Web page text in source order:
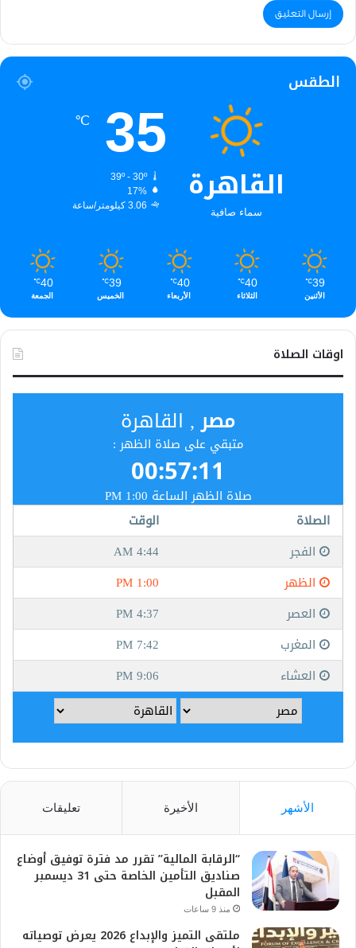
الطقس
القاهرة
سماء صافية
35
℃
39º - 30º
17%
3.06 كيلومتر/ساعة
39
℃
الأثنين
40
℃
الثلاثاء
40
℃
الأربعاء
39
℃
الخميس
40
℃
الجمعة
اوقات الصلاة
الأشهر الأخيرة تعليقات
“الرقابة المالية” تقرر مد فترة توفيق أوضاع
صناديق التأمين الخاصة حتى 31 ديسمبر
المقبل
منذ 9 ساعات
ملتقى التميز والإبداع 2026 يعرض توصياته